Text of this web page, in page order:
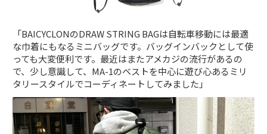
「BAICYCLONのDRAW STRING BAGは自転車移動には最適
な巾着にもなるミニバッグです。バッグインバックとして使
っても大変便利です。最近はまたアメカジの流行があるの
で、少し意識して、MA-1のベストを中心に遊び心あるミリ
タリースタイルでコーディネートしてみました」